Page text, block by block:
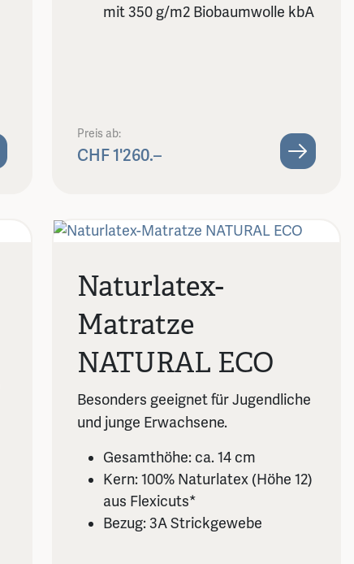
mit 350 g/m2 Biobaumwolle kbA
Preis ab:
CHF 1'260.–
Naturlatex-
Matratze
NATURAL ECO
Besonders geeignet für Jugendliche
und junge Erwachsene.
Gesamthöhe: ca. 14 cm
Kern: 100% Naturlatex (Höhe 12)
aus Flexicuts*
Bezug: 3A Strickgewebe